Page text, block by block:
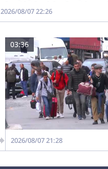
2026/08/07 22:26
03:36
2026/08/07 21:28